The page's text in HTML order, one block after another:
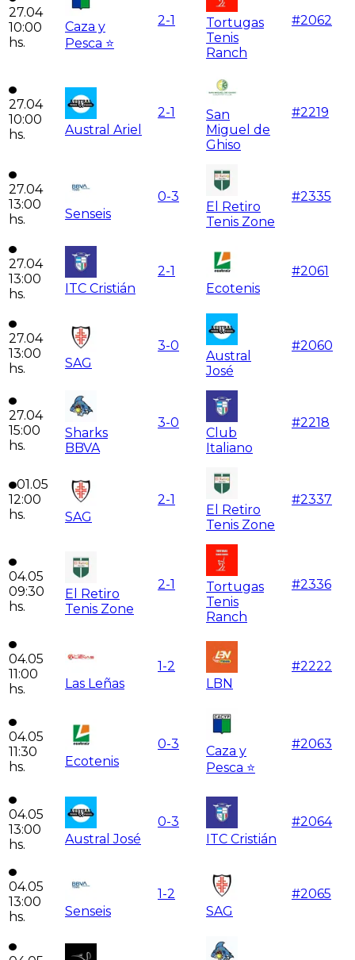
27.04
10:00
hs.
Caza y
Pesca ⭐
2-1
Tortugas
Tenis
Ranch
#2062
27.04
10:00
hs.
Austral Ariel
2-1
San
Miguel de
Ghiso
#2219
27.04
13:00
hs.
Senseis
0-3
El Retiro
Tenis Zone
#2335
27.04
13:00
hs.
ITC Cristián
2-1
Ecotenis
#2061
27.04
13:00
hs.
SAG
3-0
Austral
José
#2060
27.04
15:00
hs.
Sharks
BBVA
3-0
Club
Italiano
#2218
01.05
12:00
hs.
SAG
2-1
El Retiro
Tenis Zone
#2337
04.05
09:30
hs.
El Retiro
Tenis Zone
2-1
Tortugas
Tenis
Ranch
#2336
04.05
11:00
hs.
Las Leñas
1-2
LBN
#2222
04.05
11:30
hs.
Ecotenis
0-3
Caza y
Pesca ⭐
#2063
04.05
13:00
hs.
Austral José
0-3
ITC Cristián
#2064
04.05
13:00
hs.
Senseis
1-2
SAG
#2065